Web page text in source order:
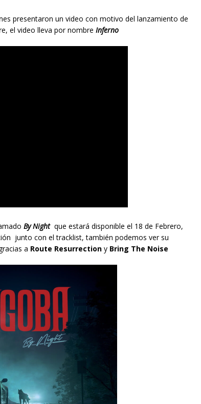
presentaron un video con motivo del lanzamiento de
el video lleva por nombre Inferno
By Night que estará disponible el 18 de Febrero,
junto con el tracklist, también podemos ver su
a Route Resurrection y Bring The Noise